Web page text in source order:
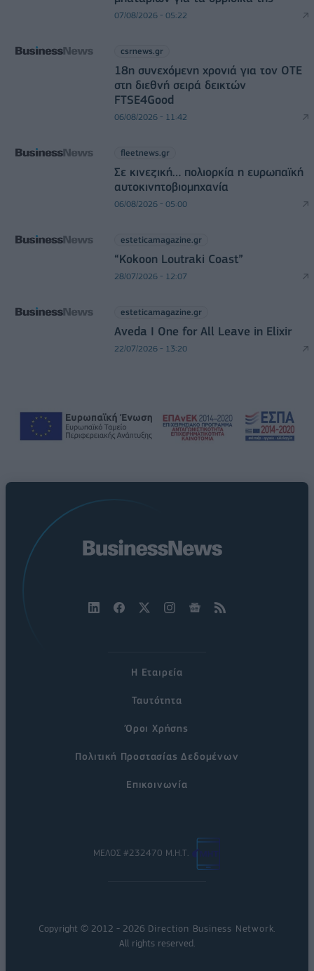
07/08/2026 - 05:22
csrnews.gr
18η συνεχόμενη χρονιά για τον ΟΤΕ
στη διεθνή σειρά δεικτών
FTSE4Good
06/08/2026 - 11:42
fleetnews.gr
Σε κινεζική… πολιορκία η ευρωπαϊκή
αυτοκινητοβιομηχανία
06/08/2026 - 05:00
esteticamagazine.gr
“Kokoon Loutraki Coast”
28/07/2026 - 12:07
esteticamagazine.gr
Aveda I One for All Leave in Elixir
22/07/2026 - 13:20
Η Εταιρεία
Ταυτότητα
Όροι Χρήσης
Πολιτική Προστασίας Δεδομένων
Επικοινωνία
ΜΕΛΟΣ #232470 Μ.Η.Τ.
Copyright © 2012 - 2026 Direction Business Network
All rights reserved.